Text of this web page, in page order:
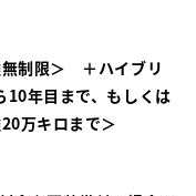
無制限＞ ＋ハイブリ
10年目まで、もしくは
万キロまで＞